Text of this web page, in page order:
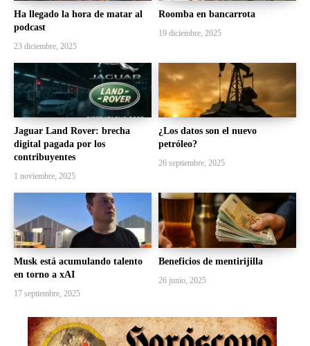
Ha llegado la hora de matar al
podcast
23 diciembre, 2025
Roomba en bancarrota
19 diciembre, 2025
Jaguar Land Rover: brecha
digital pagada por los
contribuyentes
1 noviembre, 2025
¿Los datos son el nuevo
petróleo?
26 septiembre, 2025
Musk está acumulando talento
en torno a xAI
17 septiembre, 2025
Beneficios de mentirijilla
26 junio, 2025